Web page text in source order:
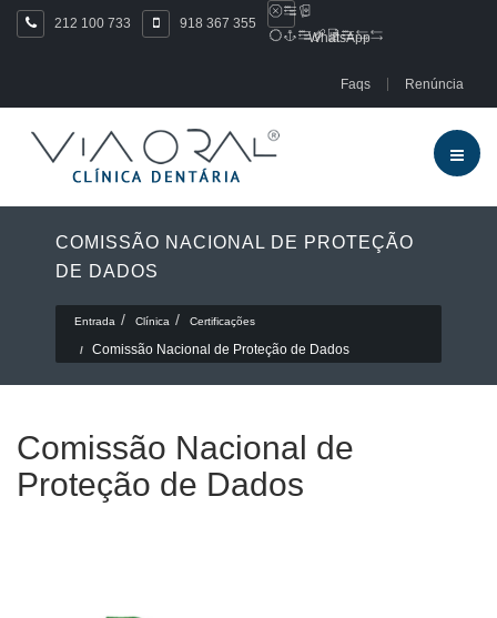
212 100 733
918 367 355
WhatsApp
Faqs Renúncia
COMISSÃO NACIONAL DE PROTEÇÃO
DE DADOS
Entrada Clínica Certificações
Comissão Nacional de Proteção de Dados
Comissão Nacional de
Proteção de Dados